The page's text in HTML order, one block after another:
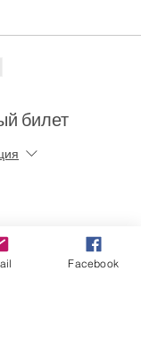
билет
Facebook